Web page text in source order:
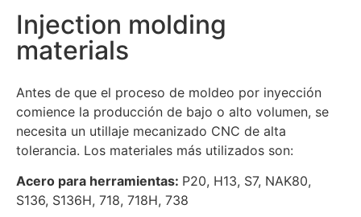
Injection molding
materials
Antes de que el proceso de moldeo por inyección
comience la producción de bajo o alto volumen, se
necesita un utillaje mecanizado CNC de alta
tolerancia. Los materiales más utilizados son:
Acero para herramientas: P20, H13, S7, NAK80,
S136, S136H, 718, 718H, 738